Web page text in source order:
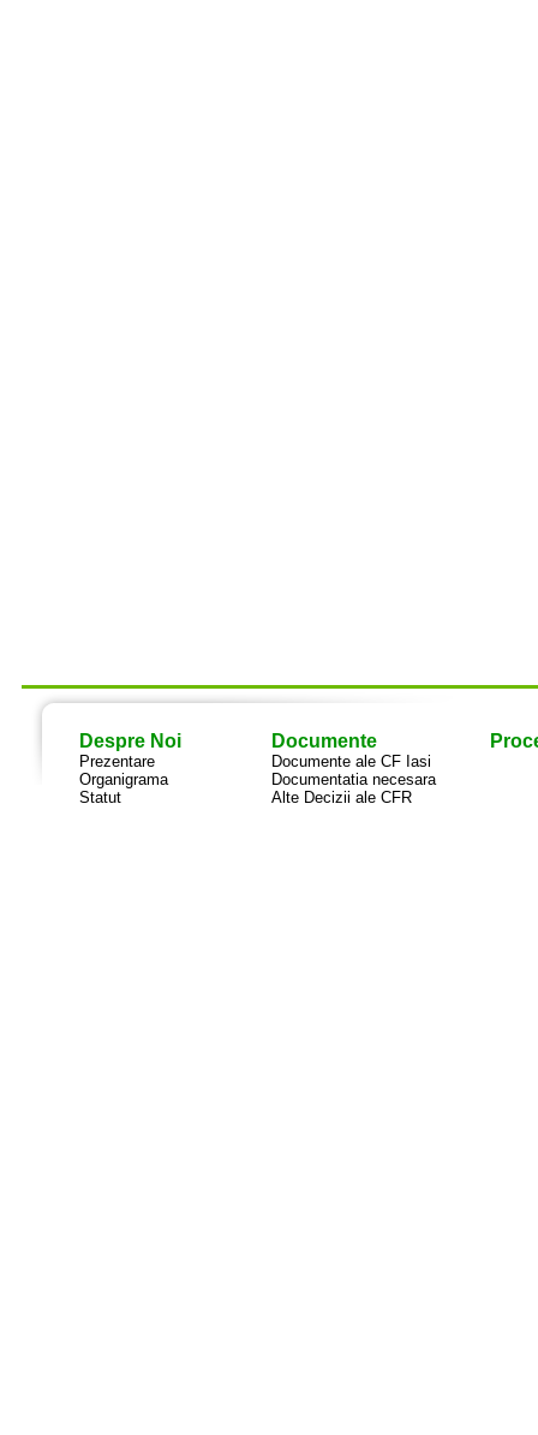
Despre Noi
Prezentare
Organigrama
Statut
Documente
Documente ale CF Iasi
Documentatia necesara
Alte Decizii ale CFR